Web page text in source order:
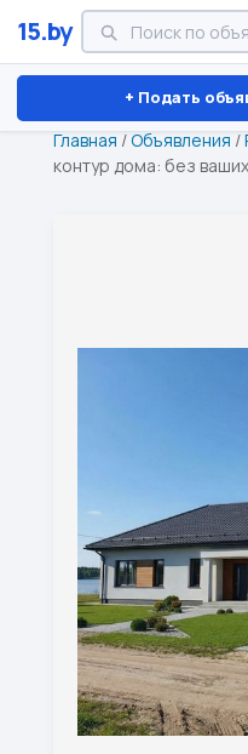
15.by
+ Подать
Минск Витебск
Главная /Объявления /
контур дома: без